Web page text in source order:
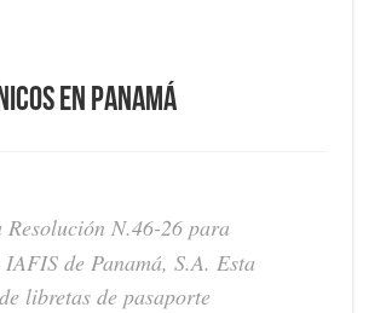
en Panamá
N.46-26 para
de Panamá, S.A. Esta
libretas de pasaporte